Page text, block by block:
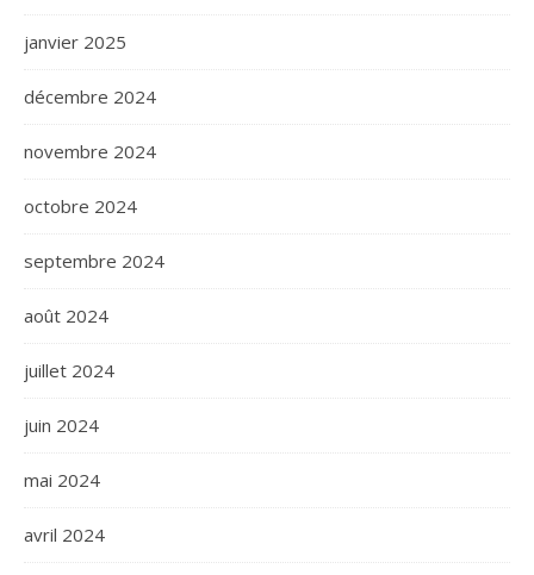
janvier 2025
décembre 2024
novembre 2024
octobre 2024
septembre 2024
août 2024
juillet 2024
juin 2024
mai 2024
avril 2024